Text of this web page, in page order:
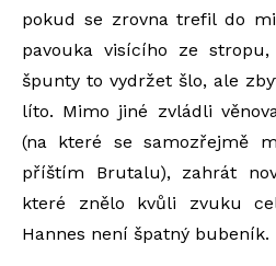
pokud se zrovna trefil do
pavouka visícího ze
špunty to vydržet šlo, ale
líto. Mimo jiné zvládli
(na které se samozřejmě
příštím Brutalu), zahrát
které znělo kvůli zvuku
Hannes není špatný bubeník.